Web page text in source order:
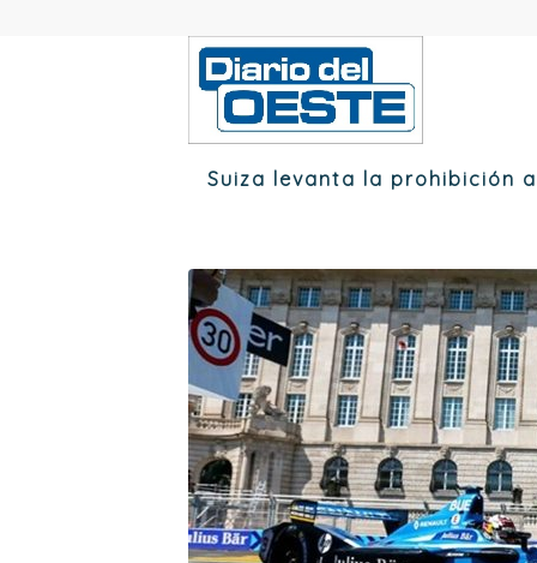
Suiza levanta la prohibición